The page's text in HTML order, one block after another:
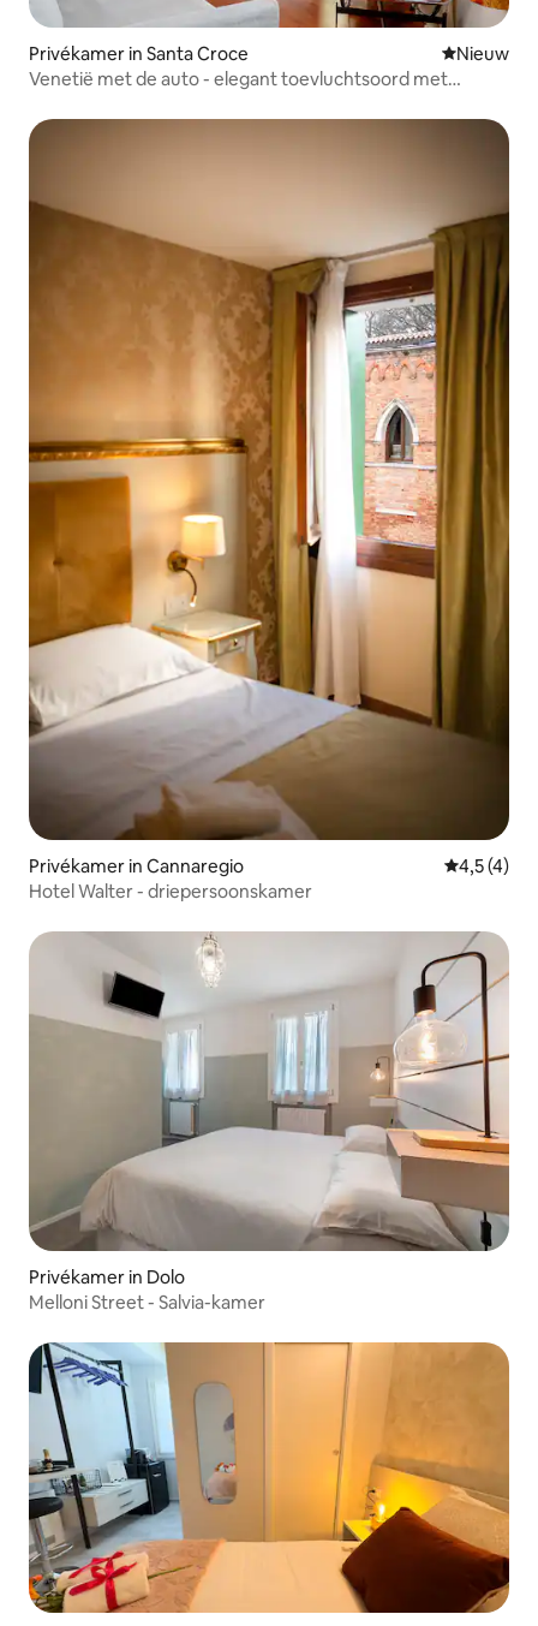
Privékamer in Santa Croce Nieuwe
Nieuw
Venetië met de auto - elegant toevluchtsoord met
Privékamer in Cannaregio
4,5 (4)
Hotel Walter - driepersoonskamer
Privékamer in Dolo
Melloni Street - Salvia-kamer